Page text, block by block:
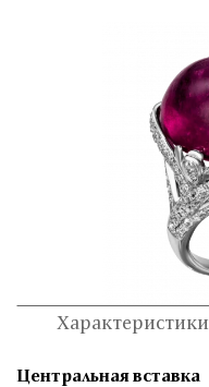
Характеристики
Центральная вставка